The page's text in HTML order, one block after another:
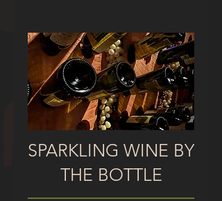
SPARKLING WINE BY
THE BOTTLE